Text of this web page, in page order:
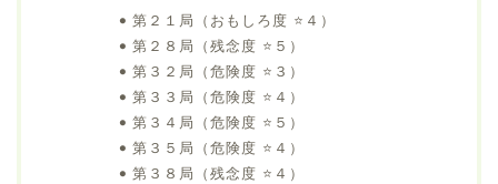
第２１局（おもしろ度 ⭐️４）
第２８局（残念度 ⭐️５）
第３２局（危険度 ⭐️３）
第３３局（危険度 ⭐️４）
第３４局（危険度 ⭐️５）
第３５局（危険度 ⭐️４）
第３８局（残念度 ⭐️４）